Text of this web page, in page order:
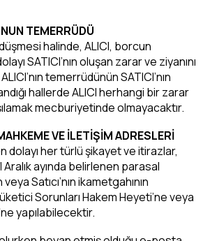
TEMERRÜDÜ
halinde, ALICI, borcun
SATICI’nın oluşan zarar ve ziyanını
temerrüdünün SATICI’nın
hallerde ALICI herhangi bir zarar
mecburiyetinde olmayacaktır.
VE İLETİŞİM ADRESLERİ
dolayı her türlü şikayet ve itirazlar,
Aralık ayında belirlenen parasal
veya Satıcı’nın ikametgahının
Sorunları Hakem Heyeti’ne veya
yapılabilecektir.